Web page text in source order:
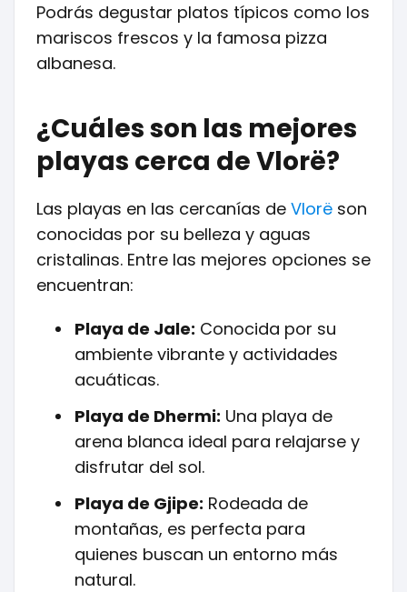
Podrás degustar platos típicos como los
mariscos frescos y la famosa pizza
albanesa.
¿Cuáles son las mejores
playas cerca de Vlorë?
Las playas en las cercanías de Vlorë son
conocidas por su belleza y aguas
cristalinas. Entre las mejores opciones se
encuentran:
Playa de Jale: Conocida por su
ambiente vibrante y actividades
acuáticas.
Playa de Dhermi: Una playa de
arena blanca ideal para relajarse y
disfrutar del sol.
Playa de Gjipe: Rodeada de
montañas, es perfecta para
quienes buscan un entorno más
natural.